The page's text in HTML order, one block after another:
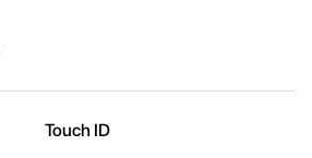
Touch ID